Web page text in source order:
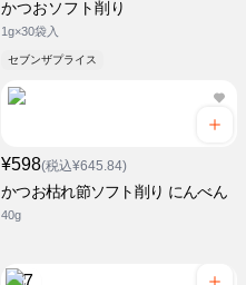
かつおソフト削り
1g×30袋入
セブンザプライス
¥598(税込¥645.84)
かつお枯れ節ソフト削り にんべん
40g